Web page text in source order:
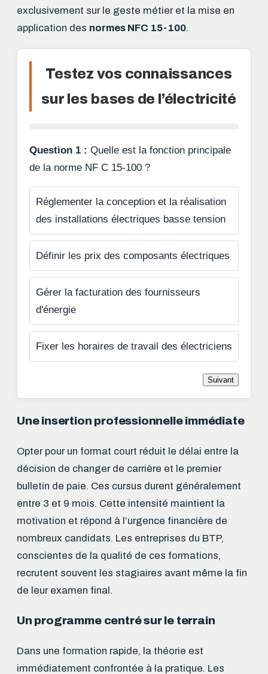
exclusivement sur le geste métier et la mise en
application des normes NFC 15-100.
Testez vos connaissances
sur les bases de l’électricité
Question 1 : Quelle est la fonction principale
de la norme NF C 15-100 ?
Réglementer la conception et la réalisation
des installations électriques basse tension
Définir les prix des composants électriques
Gérer la facturation des fournisseurs
d'énergie
Fixer les horaires de travail des électriciens
Suivant
Une insertion professionnelle immédiate
Opter pour un format court réduit le délai entre la
décision de changer de carrière et le premier
bulletin de paie. Ces cursus durent généralement
entre 3 et 9 mois. Cette intensité maintient la
motivation et répond à l’urgence financière de
nombreux candidats. Les entreprises du BTP,
conscientes de la qualité de ces formations,
recrutent souvent les stagiaires avant même la fin
de leur examen final.
Un programme centré sur le terrain
Dans une formation rapide, la théorie est
immédiatement confrontée à la pratique. Les